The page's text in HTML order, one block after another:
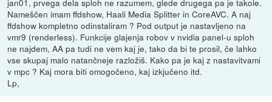
Nameščen imam ffdshow, Haali Media Splitter in CoreAVC. A naj
ffdshow kompletno odinstaliram ? Pod output je nastavljeno na
vmr9 (renderless). Funkcije glajenja robov v nvidia panel-u sploh
ne najdem, AA pa tudi ne vem kaj je, tako da bi te prosil, če lahko
vse skupaj malo natančneje razložiš. Kako pa je kaj z nastavitvami
v mpc ? Kaj mora biti omogočeno, kaj izkjučeno itd.
Lp,